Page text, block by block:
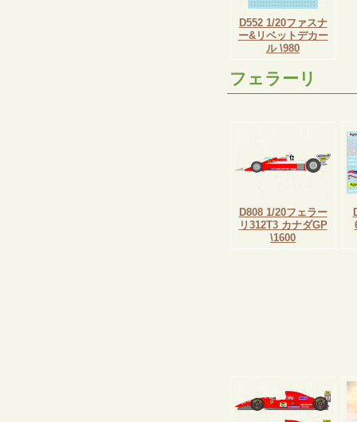
D552 1/20ファスナ
ー&リベットデカー
ル \980
フェラーリ
D808 1/20フェラー
リ312T3 カナダGP
\1600